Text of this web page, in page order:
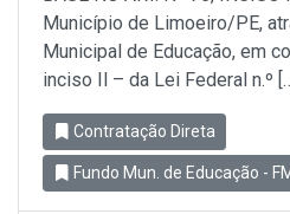
Município de Limoeiro/PE,
Municipal de Educação, em
inciso Il – da Lei Federal n.º
Contratação Direta
Fundo Mun. de Educação -